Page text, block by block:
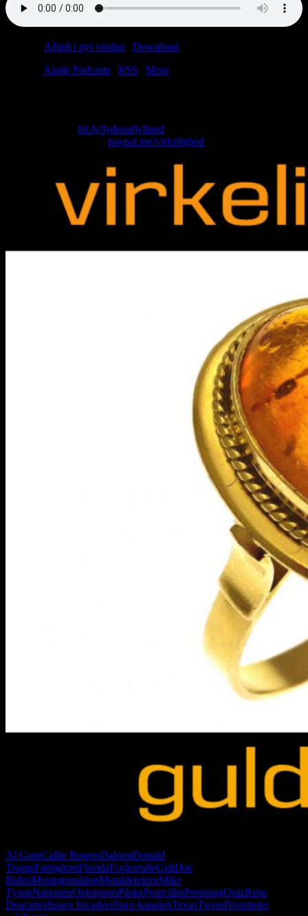
Afspil i nyt vindue Download
Apple Podcasts RSS
More
bit.ly/lydenafjylland
paypal.me/virkelighed
Al GoreCallie RogersDaloonDonald
TrumpFattigdomFloridaForårsrulleGuldJoe
BidenMeningsmålingMetaldetektorMike
TysonNationenOpinionenPåskePenicillinPreppingQuizRene
DescartesSpace InvadersSuez-kanalenTexasTweedVoxmeter